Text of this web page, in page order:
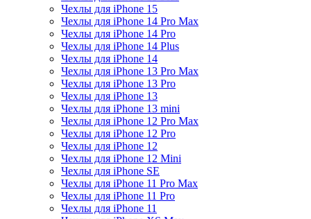
Чехлы для iPhone 15
Чехлы для iPhone 14 Pro Max
Чехлы для iPhone 14 Pro
Чехлы для iPhone 14 Plus
Чехлы для iPhone 14
Чехлы для iPhone 13 Pro Max
Чехлы для iPhone 13 Pro
Чехлы для iPhone 13
Чехлы для iPhone 13 mini
Чехлы для iPhone 12 Pro Max
Чехлы для iPhone 12 Pro
Чехлы для iPhone 12
Чехлы для iPhone 12 Mini
Чехлы для iPhone SE
Чехлы для iPhone 11 Pro Max
Чехлы для iPhone 11 Pro
Чехлы для iPhone 11